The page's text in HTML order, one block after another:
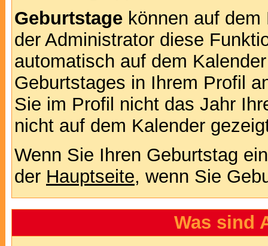
Geburtstage können auf
der Administrator diese
automatisch auf dem
Geburtstages in Ihrem Profil
Sie im Profil nicht das Jahr
nicht auf dem Kalender
Wenn Sie Ihren Geburtstag
der Hauptseite, wenn Sie
Was sind